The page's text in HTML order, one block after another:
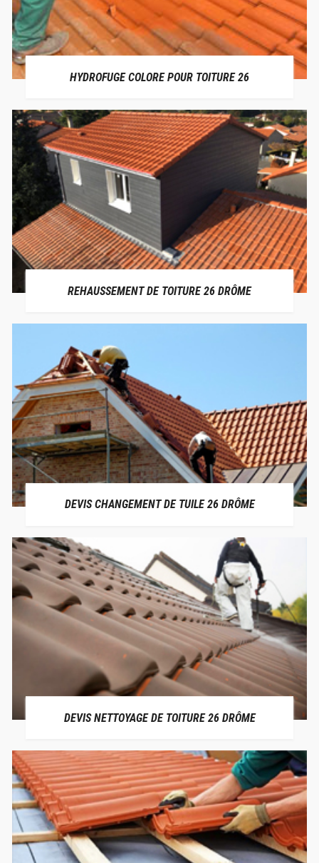
HYDROFUGE COLORE POUR TOITURE 26
REHAUSSEMENT DE TOITURE 26 DRÔME
DEVIS CHANGEMENT DE TUILE 26 DRÔME
DEVIS NETTOYAGE DE TOITURE 26 DRÔME